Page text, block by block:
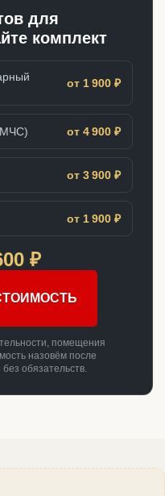
для
комплект
от 1 900 ₽
от 4 900 ₽
от 3 900 ₽
от 1 900 ₽
₽
помещения
назовём после
обязательств.